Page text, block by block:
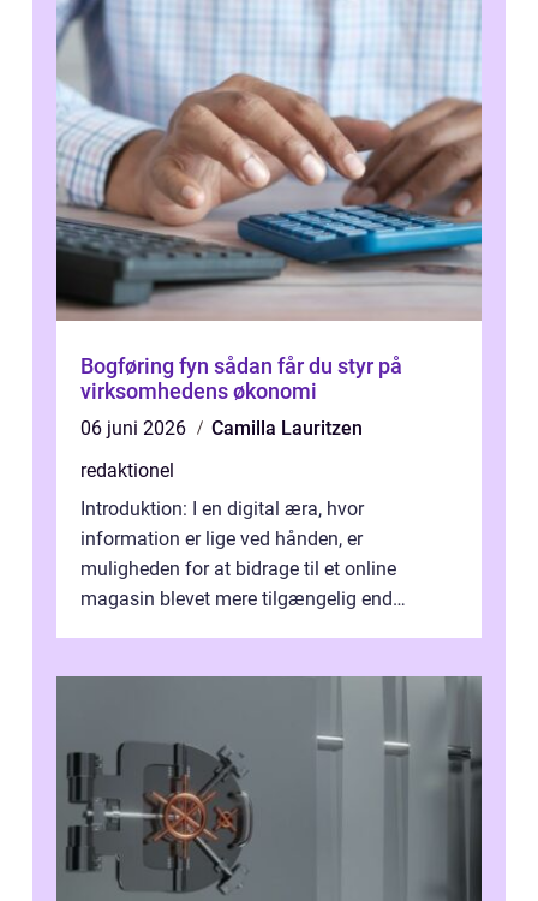
Bogføring fyn sådan får du styr på
virksomhedens økonomi
06 juni 2026
Camilla Lauritzen
redaktionel
Introduktion: I en digital æra, hvor
information er lige ved hånden, er
muligheden for at bidrage til et online
magasin blevet mere tilgængelig end